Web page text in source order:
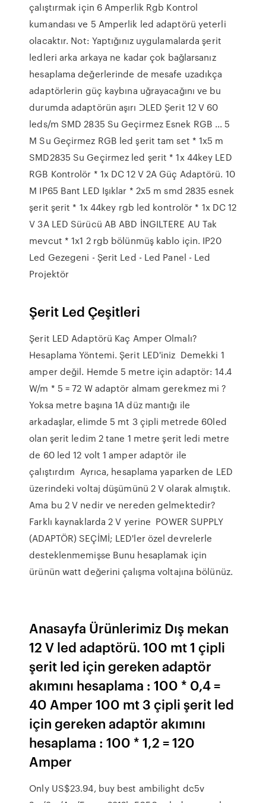
çalıştırmak için 6 Amperlik Rgb Kontrol
kumandası ve 5 Amperlik led adaptörü yeterli
olacaktır. Not: Yaptığınız uygulamalarda şerit
ledleri arka arkaya ne kadar çok bağlarsanız
hesaplama değerlerinde de mesafe uzadıkça
adaptörlerin güç kaybına uğrayacağını ve bu
durumda adaptörün aşırı ᑐLED Şerit 12 V 60
leds/m SMD 2835 Su Geçirmez Esnek RGB ... 5
M Su Geçirmez RGB led şerit tam set * 1x5 m
SMD2835 Su Geçirmez led şerit * 1x 44key LED
RGB Kontrolör * 1x DC 12 V 2A Güç Adaptörü. 10
M IP65 Bant LED Işıklar * 2x5 m smd 2835 esnek
şerit şerit * 1x 44key rgb led kontrolör * 1x DC 12
V 3A LED Sürücü AB ABD İNGILTERE AU Tak
mevcut * 1x1 2 rgb bölünmüş kablo için. IP20
Led Gezegeni - Şerit Led - Led Panel - Led
Projektör
Şerit Led Çeşitleri
Şerit LED Adaptörü Kaç Amper Olmalı?
Hesaplama Yöntemi. Şerit LED'iniz Demekki 1
amper değil. Hemde 5 metre için adaptör: 14.4
W/m * 5 = 72 W adaptör almam gerekmez mi ?
Yoksa metre başına 1A düz mantığı ile
arkadaşlar, elimde 5 mt 3 çipli metrede 60led
olan şerit ledim 2 tane 1 metre şerit ledi metre
de 60 led 12 volt 1 amper adaptör ile
çalıştırdım Ayrıca, hesaplama yaparken de LED
üzerindeki voltaj düşümünü 2 V olarak almıştık.
Ama bu 2 V nedir ve nereden gelmektedir?
Farklı kaynaklarda 2 V yerine POWER SUPPLY
(ADAPTÖR) SEÇİMİ; LED'ler özel devrelerle
desteklenmemişse Bunu hesaplamak için
ürünün watt değerini çalışma voltajına bölünüz.
Anasayfa Ürünlerimiz Dış mekan
12 V led adaptörü. 100 mt 1 çipli
şerit led için gereken adaptör
akımını hesaplama : 100 * 0,4 =
40 Amper 100 mt 3 çipli şerit led
için gereken adaptör akımını
hesaplama : 100 * 1,2 = 120
Amper
Only US$23.94, buy best ambilight dc5v